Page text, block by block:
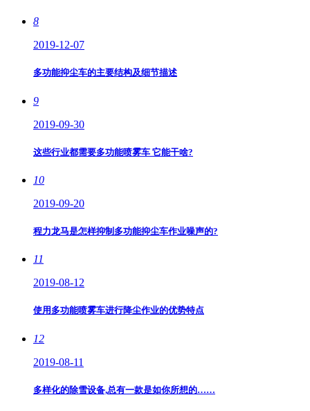
8
2019-12-07
多功能抑尘车的主要结构及细节描述
9
2019-09-30
这些行业都需要多功能喷雾车 它能干啥?
10
2019-09-20
程力龙马是怎样抑制多功能抑尘车作业噪声的?
11
2019-08-12
使用多功能喷雾车进行降尘作业的优势特点
12
2019-08-11
多样化的除雪设备,总有一款是如你所想的……